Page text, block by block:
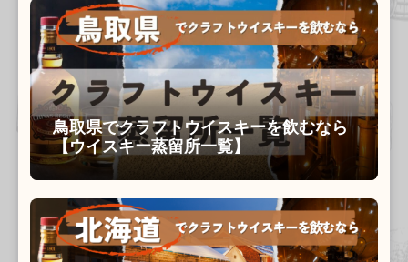
シ
ョ
ン
鳥取県でクラフトウイスキーを飲むなら
【ウイスキー蒸留所一覧】